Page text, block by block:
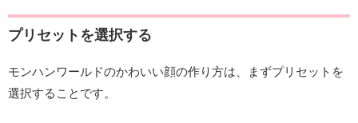
プリセットを選択する
モンハンワールドのかわいい顔の作り方は、まずプリセットを
選択することです。